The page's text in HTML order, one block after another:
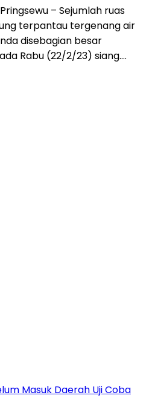
Pringsewu – Sejumlah ruas
terpantau tergenang air
disebagian besar
Rabu (22/2/23) siang….
Masuk Daerah Uji Coba